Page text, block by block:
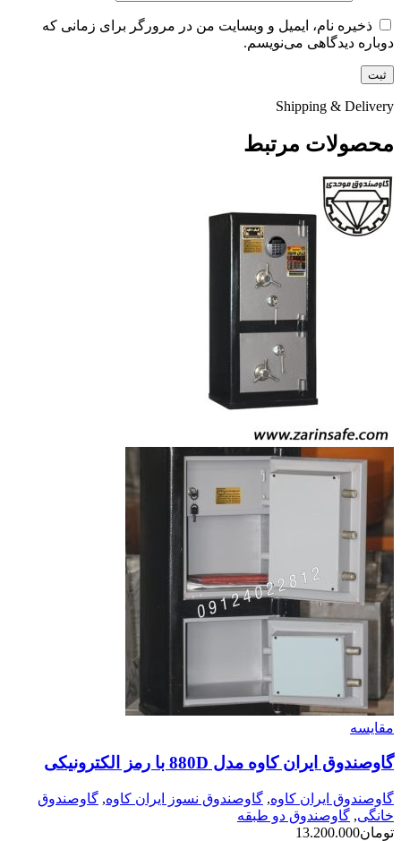
ذخیره نام، ایمیل و وبسایت من در مرورگر برای زمانی که
دوباره دیدگاهی می‌نویسم.
Shipping & Delivery
محصولات مرتبط
مقايسه
گاوصندوق ایران کاوه مدل 880D با رمز الکترونیکی
گاوصندوق ایران کاوه, گاوصندوق نسوز ایران کاوه, گاوصندوق
خانگی, گاوصندوق دو طبقه
تومان13.200.000